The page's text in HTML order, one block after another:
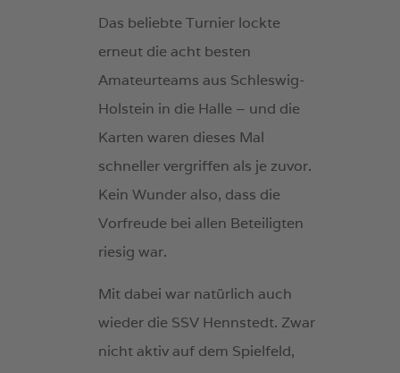
Das beliebte Turnier lockte
erneut die acht besten
Amateurteams aus Schleswig-
Holstein in die Halle – und die
Karten waren dieses Mal
schneller vergriffen als je zuvor.
Kein Wunder also, dass die
Vorfreude bei allen Beteiligten
riesig war.
Mit dabei war natürlich auch
wieder die SSV Hennstedt. Zwar
nicht aktiv auf dem Spielfeld,